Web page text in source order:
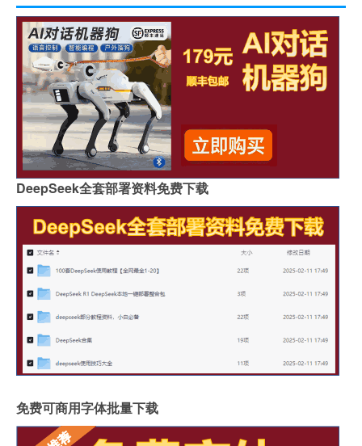
DeepSeek全套部署资料免费下载
免费可商用字体批量下载